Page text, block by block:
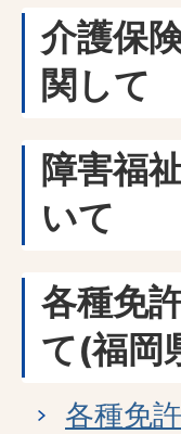
介護保
関して
障害福
いて
各種免
て(福岡
各種免